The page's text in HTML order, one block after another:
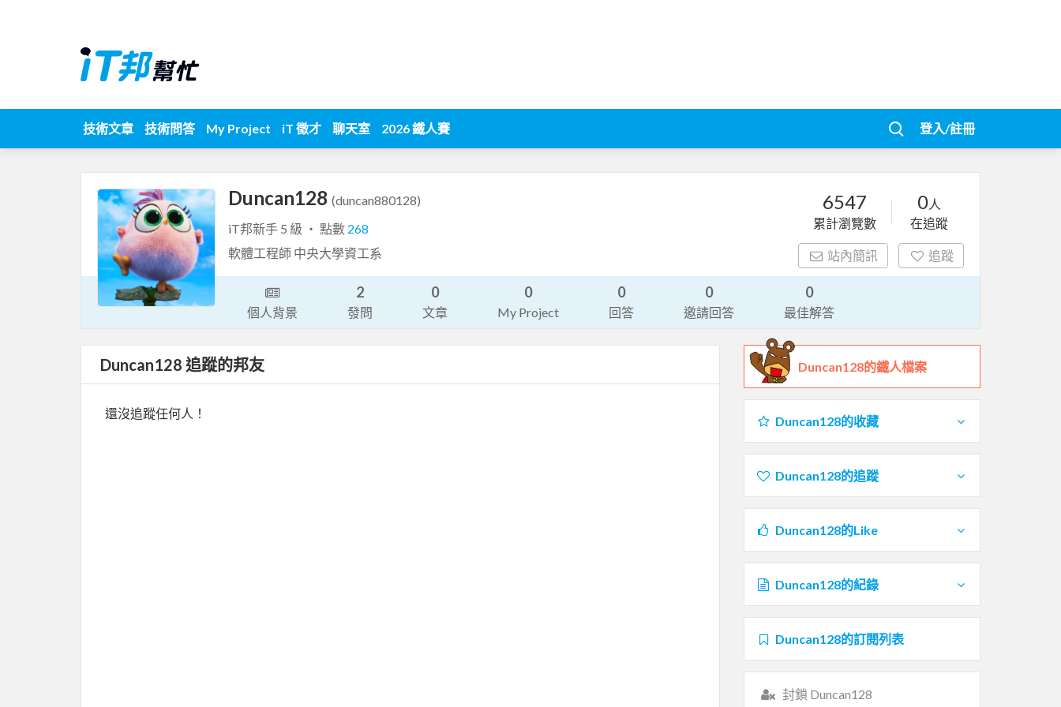
技術文章 技術問答 My Project iT 徵才 聊天室 2026 鐵人賽 登入/註冊
Duncan128 (duncan880128)
iT邦新手 5 級 ‧ 點數 268
軟體工程師 中央大學資工系
6547
累計瀏覽數
0人
在追蹤
站內簡訊 追蹤
個人背景
2
發問
0
文章
0
My Project
0
回答
0
邀請回答
0
最佳解答
Duncan128 追蹤的邦友
還沒追蹤任何人！
Duncan128的鐵人檔案
Duncan128的收藏
Duncan128的追蹤
Duncan128的Like
Duncan128的紀錄
Duncan128的訂閱列表
封鎖 Duncan128